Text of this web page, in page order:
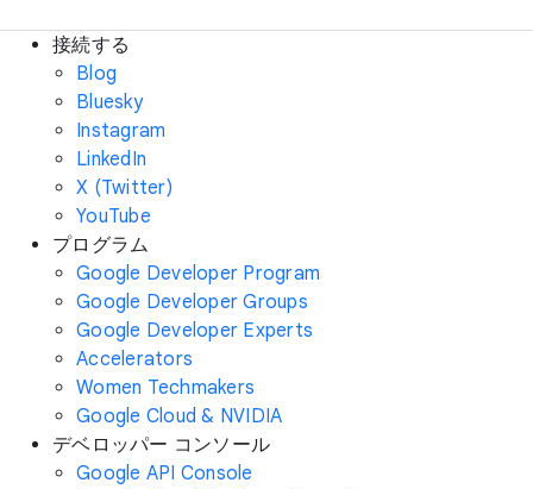
接続する
Blog
Bluesky
Instagram
LinkedIn
X (Twitter)
YouTube
プログラム
Google Developer Program
Google Developer Groups
Google Developer Experts
Accelerators
Women Techmakers
Google Cloud & NVIDIA
デベロッパー コンソール
Google API Console